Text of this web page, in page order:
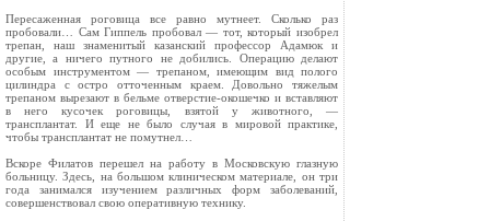
Пересаженная роговица все равно мутнеет. Сколько раз
пробовали… Сам Гиппель пробовал — тот, который изобрел
трепан, наш знаменитый казанский профессор Адамюк и
другие, а ничего путного не добились. Операцию делают
особым инструментом — трепаном, имеющим вид полого
цилиндра с остро отточенным краем. Довольно тяжелым
трепаном вырезают в бельме отверстие-окошечко и вставляют
в него кусочек роговицы, взятой у животного, —
трансплантат. И еще не было случая в мировой практике,
чтобы трансплантат не помутнел…
Вскоре Филатов перешел на работу в Московскую глазную
больницу. Здесь, на большом клиническом материале, он три
года занимался изучением различных форм заболеваний,
совершенствовал свою оперативную технику.